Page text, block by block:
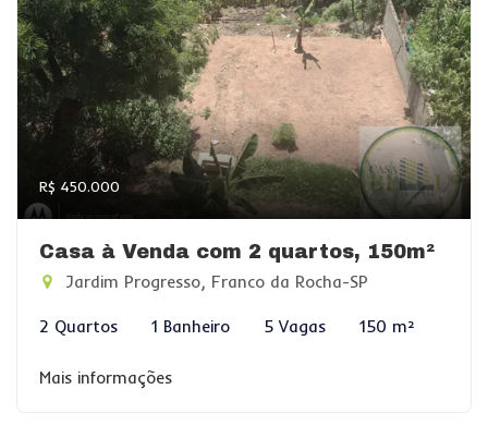
R$ 450.000
Casa à Venda com 2 quartos, 150m²
Jardim Progresso, Franco da Rocha-SP
2 Quartos 1 Banheiro 5 Vagas 150 m²
Mais informações